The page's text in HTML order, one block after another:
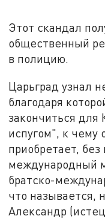
Этот скандал
общественный
в полицию.
Царьград узнал
благодаря
закончиться
испугом", к чему
приобретает,
международный
братско-
что называется,
Александр